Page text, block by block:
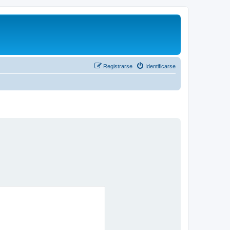
Identificarse
Registrarse